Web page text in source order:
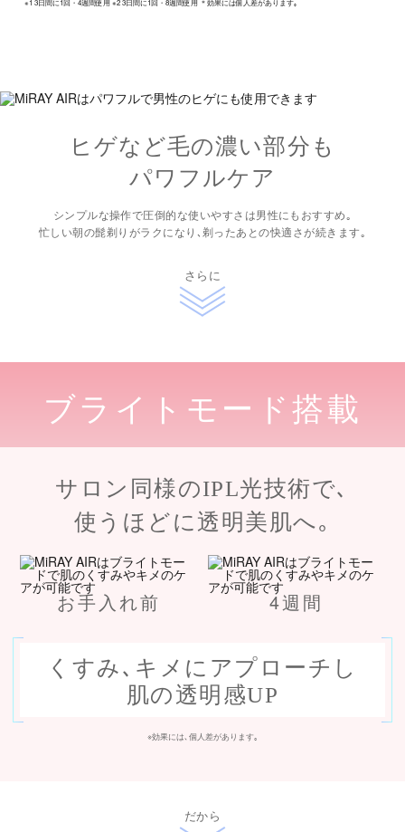
※1 3日間に1回・4週間使用 ※2 3日間に1回・8週間使用 ＊効果には個人差があります｡
ヒゲなど毛の濃い部分も
パワフルケア
シンプルな操作で圧倒的な使いやすさは男性にもおすすめ｡
忙しい朝の髭剃りがラクになり､剃ったあとの快適さが続きます｡
さらに
ブライトモード搭載
サロン同様のIPL光技術で､
使うほどに透明美肌へ｡
お手入れ前 4週間
くすみ､キメにアプローチし
肌の透明感UP
※効果には､個人差があります｡
だから